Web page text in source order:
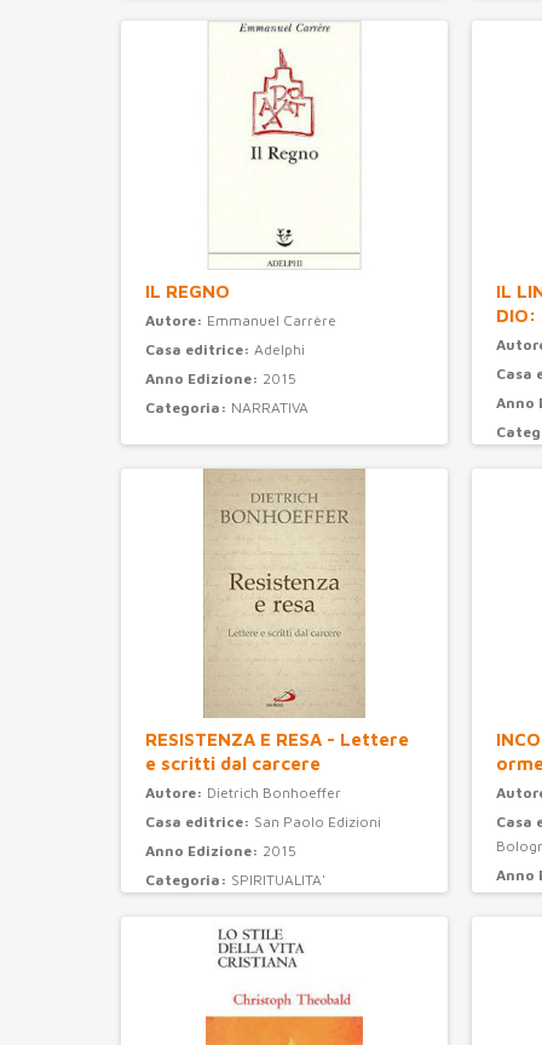
IL REGNO
Autore: Emmanuel Carrère
Casa editrice: Adelphi
Anno Edizione: 2015
Categoria: NARRATIVA
IL
DIO:
Casa
Anno
RESISTENZA E RESA - Lettere
e scritti dal carcere
Autore: Dietrich Bonhoeffer
Casa editrice: San Paolo Edizioni
Anno Edizione: 2015
Categoria: SPIRITUALITA'
Casa
Anno